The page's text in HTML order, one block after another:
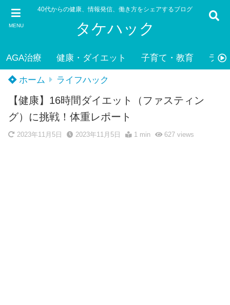
MENU
40代からの健康、情報発信、働き方をシェアするブログ
タケハック
AGA治療 健康・ダイエット 子育て・教育 ライ
ホーム ライフハック
【健康】16時間ダイエット（ファスティン
グ）に挑戦！体重レポート
2023年11月5日 2023年11月5日 1 min 627 views